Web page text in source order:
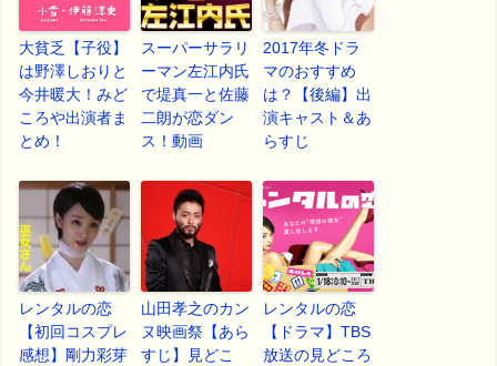
大貧乏【子役】
は野澤しおりと
今井暖大！みど
ころや出演者ま
とめ！
スーパーサラリ
ーマン左江内氏
で堤真一と佐藤
二朗が恋ダン
ス！動画
2017年冬ドラ
マのおすすめ
は？【後編】出
演キャスト＆あ
らすじ
レンタルの恋
【初回コスプレ
感想】剛力彩芽
山田孝之のカン
ヌ映画祭【あら
すじ】見どこ
レンタルの恋
【ドラマ】TBS
放送の見どころ